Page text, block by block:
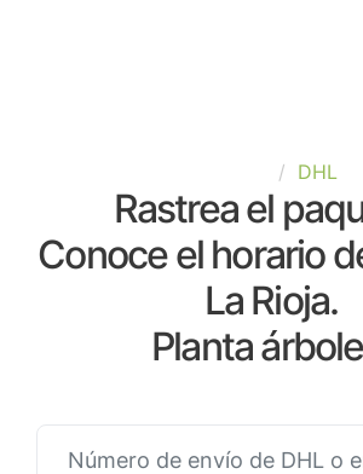
DHL
Rastrea el
Conoce el horario
La Rioja.
Planta